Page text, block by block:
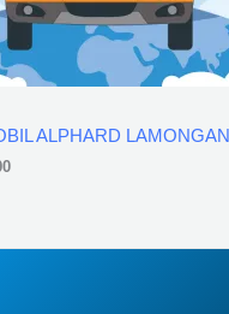
ALPHARD LAMONGAN